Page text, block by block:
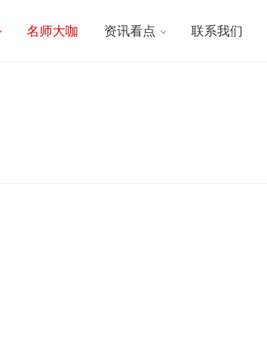
名师大咖 资讯看点 联系我们